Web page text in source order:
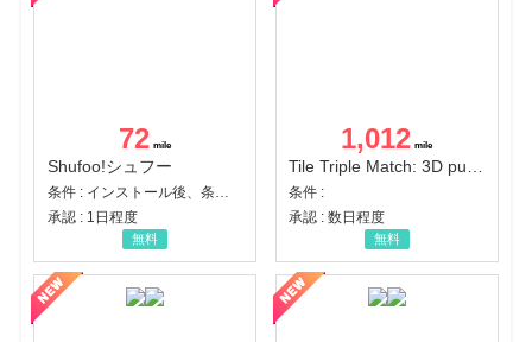
72
Shufoo!シュフー
条件 : インストール後、条件達成
承認 : 1日程度
無料
1,012
Tile Triple Match: 3D puzzle
条件 :
承認 : 数日程度
無料